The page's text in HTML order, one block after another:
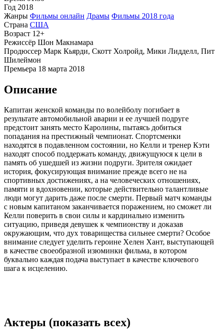
Год 2018
Жанры Фильмы онлайн Драмы Фильмы 2018 года
Страна США
Возраст 12+
Режиссёр Шон Макнамара
Продюссер Марк Кьярди, Скотт Холройд, Мики Лидделл, Пит
Шилеймон
Премьера 18 марта 2018
Описание
Капитан женской команды по волейболу погибает в
результате автомобильной аварии и ее лучшей подруге
предстоит занять место Каролины, пытаясь добиться
попадания на престижный чемпионат. Спортсменки
находятся в подавленном состоянии, но Келли и тренер Кэти
находят способ поддержать команду, движущуюся к цели в
память об ушедшей из жизни подруги. Зрителя ожидает
история, фокусирующая внимание прежде всего не на
спортивных достижениях, а на человеческих отношениях,
памяти и вдохновении, которые действительно талантливые
люди могут дарить даже после смерти. Первый матч команды
с новым капитаном заканчивается поражением, но сможет ли
Келли поверить в свои силы и кардинально изменить
ситуацию, приведя девушек к чемпионству и доказав
окружающим, что дух товарищества сильнее смерти? Особое
внимание следует уделить героине Хелен Хант, выступающей
в качестве своеобразной изюминки фильма, в котором
буквально каждая подача выступает в качестве ключевого
шага к исцелению.
Актеры (показать всех)